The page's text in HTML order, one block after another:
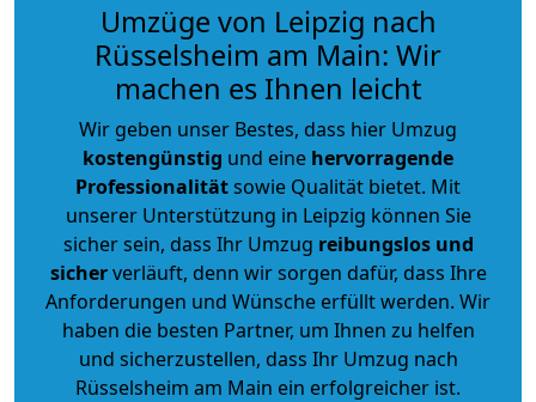
Umzüge von Leipzig nach
Rüsselsheim am Main: Wir
machen es Ihnen leicht
Wir geben unser Bestes, dass hier Umzug
kostengünstig und eine hervorragende
Professionalitätsowie Qualität bietet. Mit
unserer Unterstützung in Leipzig können Sie
sicher sein, dass Ihr Umzug reibungslos und
sicherverläuft, denn wir sorgen dafür, dass Ihre
Anforderungen und Wünsche erfüllt werden. Wir
haben die besten Partner, um Ihnen zu helfen
und sicherzustellen, dass Ihr Umzug nach
Rüsselsheim am Main ein erfolgreicher ist.